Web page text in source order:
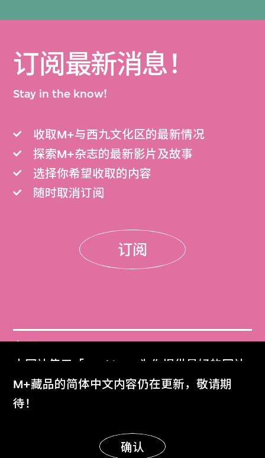
本网站使用「Cookies」为你提供最好的网站
体验。
了解更多
明白
M+藏品的简体中文内容仍在更新，敬请期
待！
确认
订阅最新消息！
Stay in the know!
收取M+与西九文化区的最新情况
探索M+杂志的最新影片及故事
选择你希望收取的内容
随时取消订阅
订阅
门票
Get Tickets